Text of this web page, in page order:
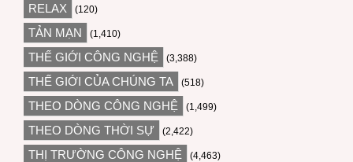
RELAX (120)
TẢN MẠN (1,410)
THẾ GIỚI CÔNG NGHỆ (3,388)
THẾ GIỚI CỦA CHÚNG TA (518)
THEO DÒNG CÔNG NGHỆ (1,499)
THEO DÒNG THỜI SỰ (2,422)
THỊ TRƯỜNG CÔNG NGHỆ (4,463)